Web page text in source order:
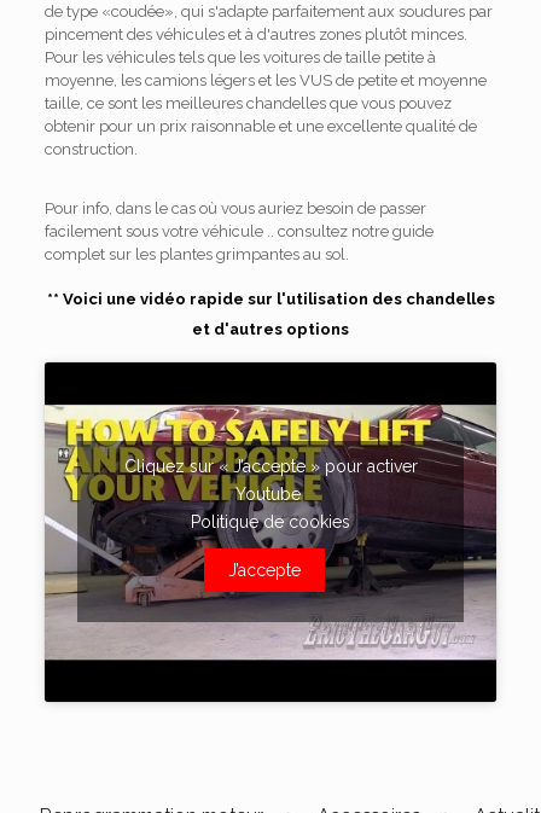
de type «coudée», qui s'adapte parfaitement aux soudures par
pincement des véhicules et à d'autres zones plutôt minces.
Pour les véhicules tels que les voitures de taille petite à
moyenne, les camions légers et les VUS de petite et moyenne
taille, ce sont les meilleures chandelles que vous pouvez
obtenir pour un prix raisonnable et une excellente qualité de
construction.
Pour info, dans le cas où vous auriez besoin de passer
facilement sous votre véhicule .. consultez notre guide
complet sur les plantes grimpantes au sol.
** Voici une vidéo rapide sur l'utilisation des chandelles
et d'autres options
Cliquez sur « J’accepte » pour activer
Youtube
Politique de cookies
J’accepte